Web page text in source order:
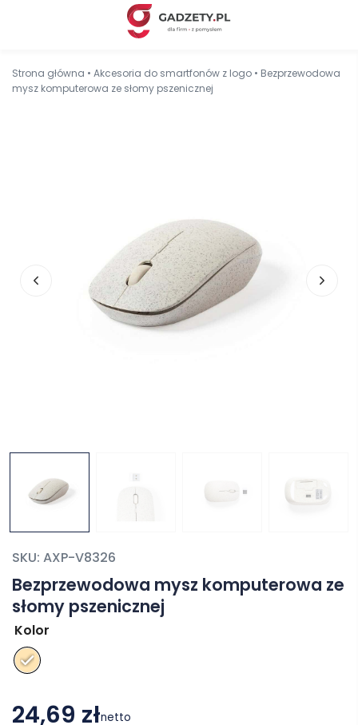
Strona główna • Akcesoria do smartfonów z logo • Bezprzewodowa
mysz komputerowa ze słomy pszenicznej
Bezprzewodowa mysz komputerowa ze
słomy pszenicznej
SKU: AXP-V8326
Kolor
24,69 złnetto